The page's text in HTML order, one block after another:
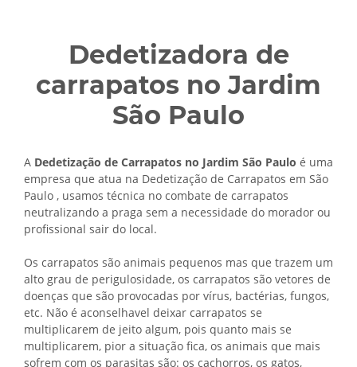
Dedetizadora de
carrapatos no Jardim
São Paulo
A Dedetização de Carrapatos no Jardim São Paulo é uma
empresa que atua na Dedetização de Carrapatos em São
Paulo , usamos técnica no combate de carrapatos
neutralizando a praga sem a necessidade do morador ou
profissional sair do local.
Os carrapatos são animais pequenos mas que trazem um
alto grau de perigulosidade, os carrapatos são vetores de
doenças que são provocadas por vírus, bactérias, fungos,
etc. Não é aconselhavel deixar carrapatos se
multiplicarem de jeito algum, pois quanto mais se
multiplicarem, pior a situação fica, os animais que mais
sofrem com os parasitas são: os cachorros, os gatos,